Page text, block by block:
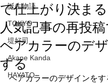
誕生物語
TOKYO
堤好司
Akane Kanda
HAYATO
で仕上がり決ま
人気記事の再投
ヘアカラーのデ
する
ヘアカラーのデザインをす